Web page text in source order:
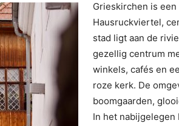
Grieskirchen is
Hausruckviertel,
stad ligt aan de
gezellig centrum
winkels, cafés en
roze kerk. De
boomgaarden,
In het nabijgelegen